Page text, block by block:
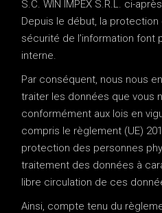
S.C. WIN IMPEX S.R.L. ci-
Depuis le début, la
sécurité de l’information font
interne.
Par conséquent, nous nous
traiter les données que vous
conformément aux lois en
compris le règlement (UE)
protection des personnes
traitement des données à
libre circulation de ces
Ainsi, compte tenu du